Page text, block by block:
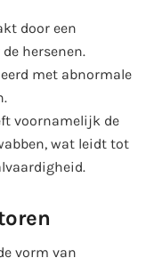
door een
hersenen.
met abnormale
voornamelijk de
wat leidt tot
vorm van